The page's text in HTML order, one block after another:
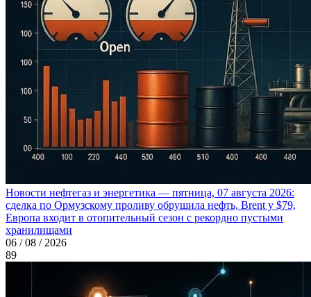
Новости нефтегаз и энергетика — пятница, 07 августа 2026:
сделка по Ормузскому проливу обрушила нефть, Brent у $79,
Европа входит в отопительный сезон с рекордно пустыми
хранилищами
06 / 08 / 2026
89